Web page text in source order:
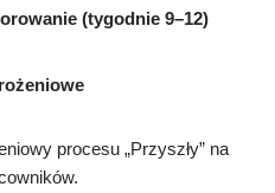
(tygodnie 9–12)
procesu „Przyszły” na